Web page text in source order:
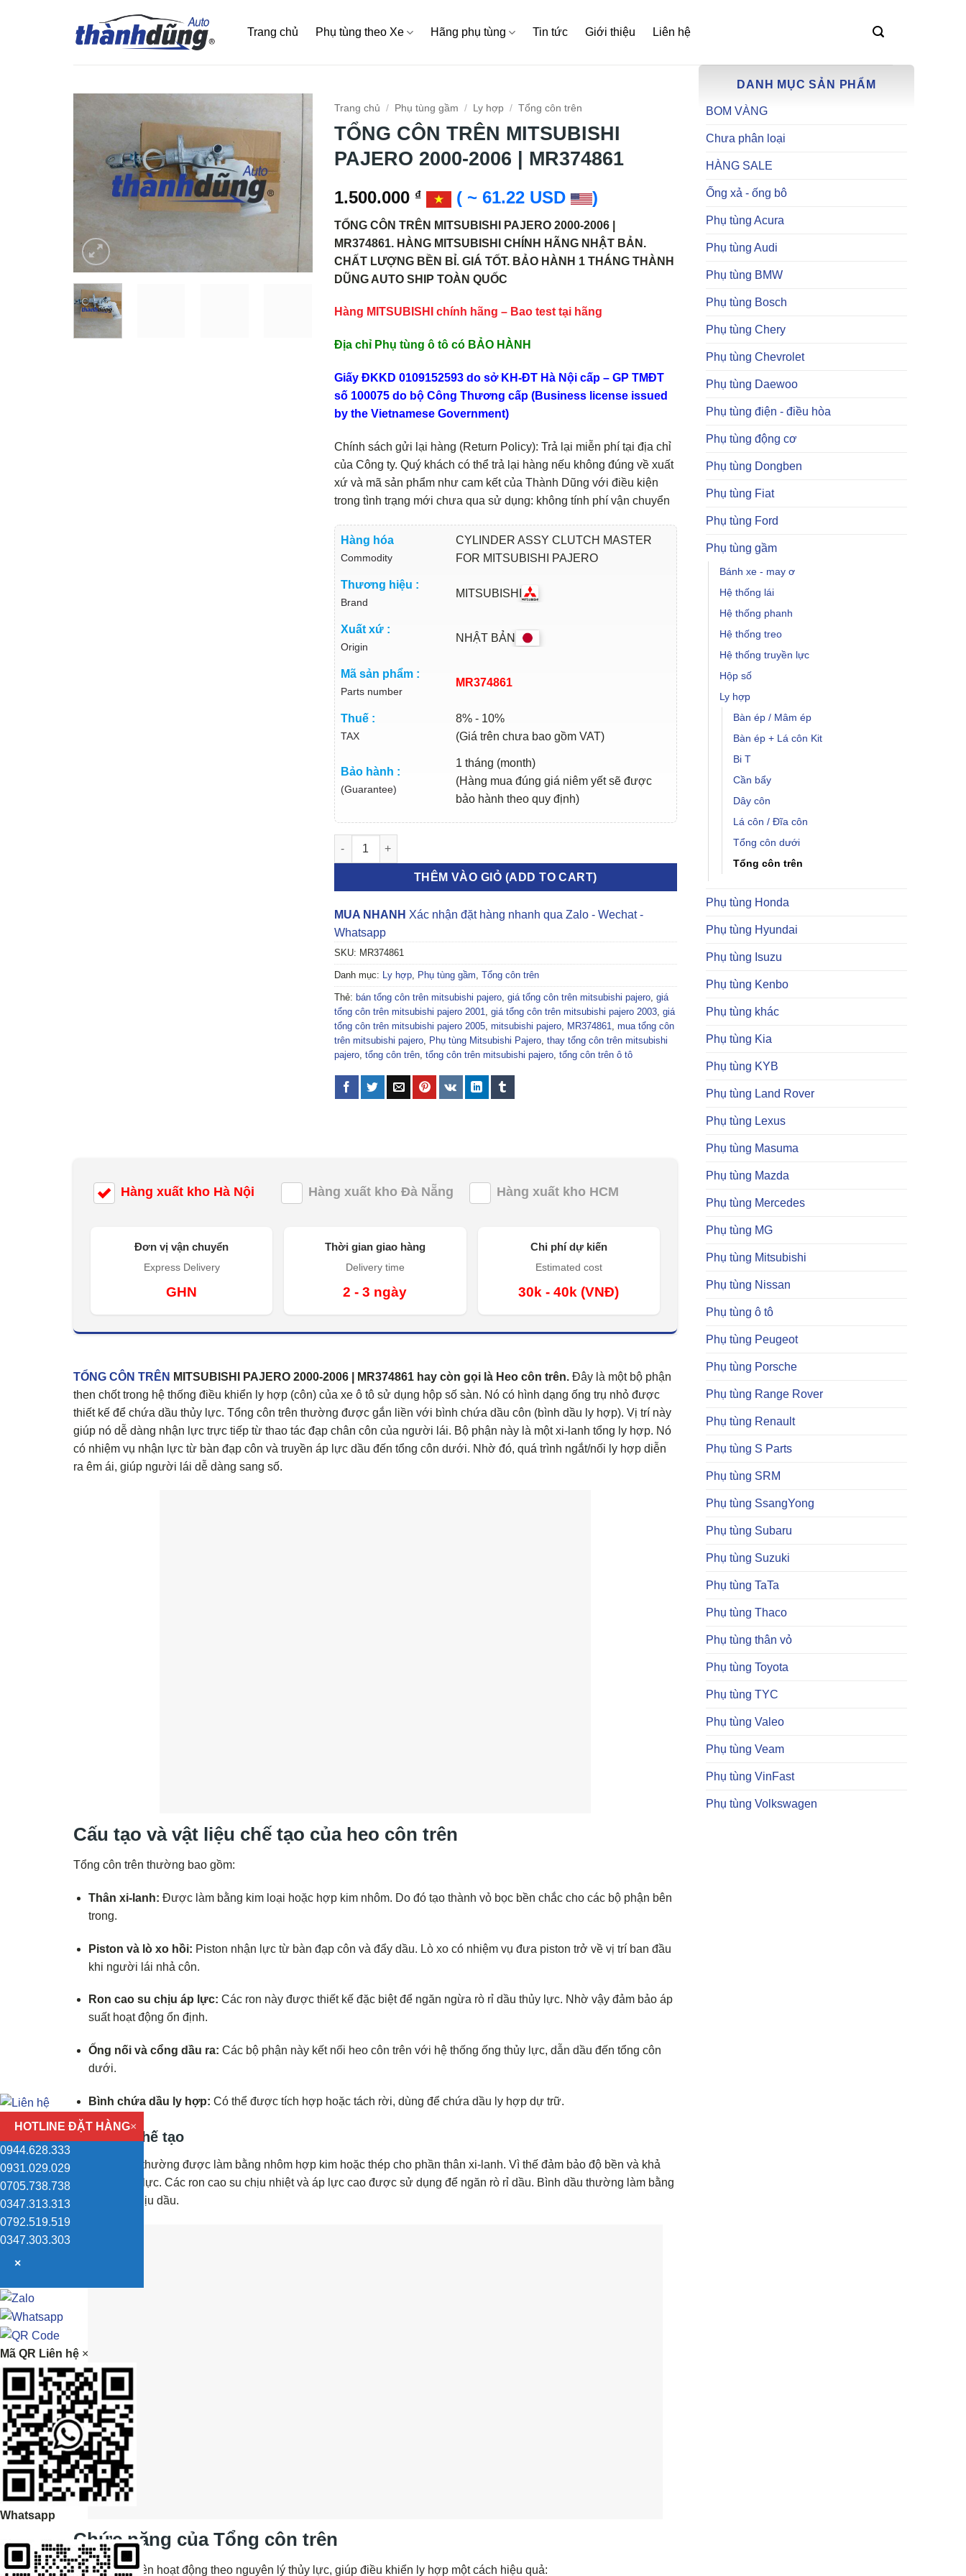
Trang chủ Phụ tùng theo Xe Hãng phụ tùng Tin tức Giới thiệu Liên hệ
DANH MỤC SẢN PHẨM
BOM VÀNG
Chưa phân loại
HÀNG SALE
Ống xả - ống bô
Phụ tùng Acura
Phụ tùng Audi
Phụ tùng BMW
Phụ tùng Bosch
Phụ tùng Chery
Phụ tùng Chevrolet
Phụ tùng Daewoo
Phụ tùng điện - điều hòa
Phụ tùng động cơ
Phụ tùng Dongben
Phụ tùng Fiat
Phụ tùng Ford
Phụ tùng gầm
Bánh xe - may ơ
Hệ thống lái
Hệ thống phanh
Hệ thống treo
Hệ thống truyền lực
Hộp số
Ly hợp
Bàn ép / Mâm ép
Bàn ép + Lá côn Kit
Bi T
Cần bẩy
Dây côn
Lá côn / Đĩa côn
Tổng côn dưới
Tổng côn trên
Phụ tùng Honda
Phụ tùng Hyundai
Phụ tùng Isuzu
Phụ tùng Kenbo
Phụ tùng khác
Phụ tùng Kia
Phụ tùng KYB
Phụ tùng Land Rover
Phụ tùng Lexus
Phụ tùng Masuma
Phụ tùng Mazda
Phụ tùng Mercedes
Phụ tùng MG
Phụ tùng Mitsubishi
Phụ tùng Nissan
Phụ tùng ô tô
Phụ tùng Peugeot
Phụ tùng Porsche
Phụ tùng Range Rover
Phụ tùng Renault
Phụ tùng S Parts
Phụ tùng SRM
Phụ tùng SsangYong
Phụ tùng Subaru
Phụ tùng Suzuki
Phụ tùng TaTa
Phụ tùng Thaco
Phụ tùng thân vỏ
Phụ tùng Toyota
Phụ tùng TYC
Phụ tùng Valeo
Phụ tùng Veam
Phụ tùng VinFast
Phụ tùng Volkswagen
Trang chủ / Phụ tùng gầm / Ly hợp / Tổng côn trên
TỔNG CÔN TRÊN MITSUBISHI
PAJERO 2000-2006 | MR374861
1.500.000 ₫ ( ~ 61.22 USD )
TỔNG CÔN TRÊN MITSUBISHI PAJERO 2000-2006 |
MR374861. HÀNG MITSUBISHI CHÍNH HÃNG NHẬT BẢN.
CHẤT LƯỢNG BỀN BỈ. GIÁ TỐT. BẢO HÀNH 1 THÁNG THÀNH
DŨNG AUTO SHIP TOÀN QUỐC
Hàng MITSUBISHI chính hãng – Bao test tại hãng
Địa chỉ Phụ tùng ô tô có BẢO HÀNH
Giấy ĐKKD 0109152593 do sở KH-ĐT Hà Nội cấp – GP TMĐT
số 100075 do bộ Công Thương cấp (Business license issued
by the Vietnamese Government)
Chính sách gửi lại hàng (Return Policy): Trả lại miễn phí tại địa chỉ
của Công ty. Quý khách có thể trả lại hàng nếu không đúng về xuất
xứ và mã sản phẩm như cam kết của Thành Dũng với điều kiện
trong tình trạng mới chưa qua sử dụng: không tính phí vận chuyển
Hàng hóa
Commodity
CYLINDER ASSY CLUTCH MASTER
FOR MITSUBISHI PAJERO
Thương hiệu :
Brand
MITSUBISHI
Xuất xứ :
Origin
NHẬT BẢN
Mã sản phẩm :
Parts number
MR374861
Thuế :
TAX
8% - 10%
(Giá trên chưa bao gồm VAT)
Bảo hành :
(Guarantee)
1 tháng (month)
(Hàng mua đúng giá niêm yết sẽ được
bảo hành theo quy định)
TỔNG CÔN TRÊN MITSUBISHI PAJERO 2000-2006 | MR374861 số lượng
THÊM VÀO GIỎ (ADD TO CART)
MUA NHANH Xác nhận đặt hàng nhanh qua Zalo - Wechat -
Whatsapp
SKU: MR374861
Danh mục: Ly hợp, Phụ tùng gầm, Tổng côn trên
Thẻ: bán tổng côn trên mitsubishi pajero, giá tổng côn trên mitsubishi pajero, giá
tổng côn trên mitsubishi pajero 2001, giá tổng côn trên mitsubishi pajero 2003, giá
tổng côn trên mitsubishi pajero 2005, mitsubishi pajero, MR374861, mua tổng côn
trên mitsubishi pajero, Phụ tùng Mitsubishi Pajero, thay tổng côn trên mitsubishi
pajero, tổng côn trên, tổng côn trên mitsubishi pajero, tổng côn trên ô tô
Hàng xuất kho Hà Nội Hàng xuất kho Đà Nẵng Hàng xuất kho HCM
Đơn vị vận chuyển
Express Delivery
GHN
Thời gian giao hàng
Delivery time
2 - 3 ngày
Chi phí dự kiến
Estimated cost
30k - 40k (VNĐ)
TỔNG CÔN TRÊN MITSUBISHI PAJERO 2000-2006 | MR374861 hay còn gọi là Heo côn trên. Đây là một bộ phận
then chốt trong hệ thống điều khiển ly hợp (côn) của xe ô tô sử dụng hộp số sàn. Nó có hình dạng ống trụ nhỏ được
thiết kế để chứa dầu thủy lực. Tổng côn trên thường được gắn liền với bình chứa dầu côn (bình dầu ly hợp). Vị trí này
giúp nó dễ dàng nhận lực trực tiếp từ thao tác đạp chân côn của người lái. Bộ phận này là một xi-lanh tổng ly hợp. Nó
có nhiệm vụ nhận lực từ bàn đạp côn và truyền áp lực dầu đến tổng côn dưới. Nhờ đó, quá trình ngắt/nối ly hợp diễn
ra êm ái, giúp người lái dễ dàng sang số.
Cấu tạo và vật liệu chế tạo của heo côn trên
Tổng côn trên thường bao gồm:
Thân xi-lanh: Được làm bằng kim loại hoặc hợp kim nhôm. Do đó tạo thành vỏ bọc bền chắc cho các bộ phận bên
trong.
Piston và lò xo hồi: Piston nhận lực từ bàn đạp côn và đẩy dầu. Lò xo có nhiệm vụ đưa piston trở về vị trí ban đầu
khi người lái nhả côn.
Ron cao su chịu áp lực: Các ron này được thiết kế đặc biệt để ngăn ngừa rò rỉ dầu thủy lực. Nhờ vậy đảm bảo áp
suất hoạt động ổn định.
Ống nối và cổng dầu ra: Các bộ phận này kết nối heo côn trên với hệ thống ống thủy lực, dẫn dầu đến tổng côn
dưới.
Bình chứa dầu ly hợp: Có thể được tích hợp hoặc tách rời, dùng để chứa dầu ly hợp dự trữ.
Vật liệu chế tạo
Heo côn trên thường được làm bằng nhôm hợp kim hoặc thép cho phần thân xi-lanh. Vì thế đảm bảo độ bền và khả
năng chịu áp lực. Các ron cao su chịu nhiệt và áp lực cao được sử dụng để ngăn rò rỉ dầu. Bình dầu thường làm bằng
nhựa trong chịu dầu.
Chức năng của Tổng côn trên
Heo côn trên hoạt động theo nguyên lý thủy lực, giúp điều khiển ly hợp một cách hiệu quả:
HOTLINE ĐẶT HÀNG×
0944.628.333
0931.029.029
0705.738.738
0347.313.313
0792.519.519
0347.303.303
×
Mã QR Liên hệ ×
Whatsapp